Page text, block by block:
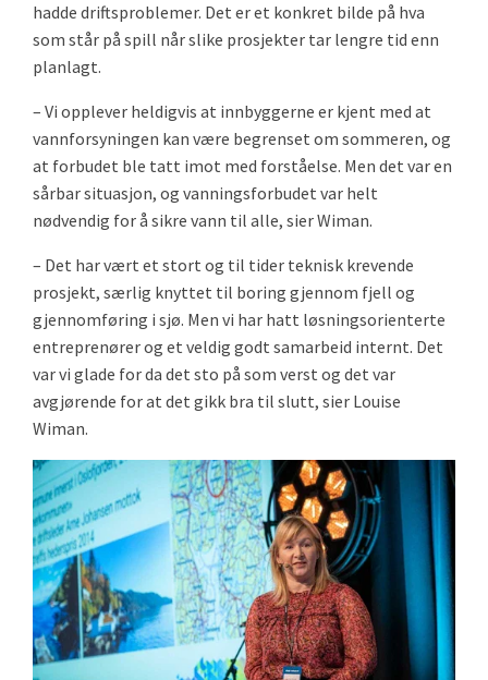
hadde driftsproblemer. Det er et konkret bilde på hva
som står på spill når slike prosjekter tar lengre tid enn
planlagt.
– Vi opplever heldigvis at innbyggerne er kjent med at
vannforsyningen kan være begrenset om sommeren, og
at forbudet ble tatt imot med forståelse. Men det var en
sårbar situasjon, og vanningsforbudet var helt
nødvendig for å sikre vann til alle, sier Wiman.
– Det har vært et stort og til tider teknisk krevende
prosjekt, særlig knyttet til boring gjennom fjell og
gjennomføring i sjø. Men vi har hatt løsningsorienterte
entreprenører og et veldig godt samarbeid internt. Det
var vi glade for da det sto på som verst og det var
avgjørende for at det gikk bra til slutt, sier Louise
Wiman.